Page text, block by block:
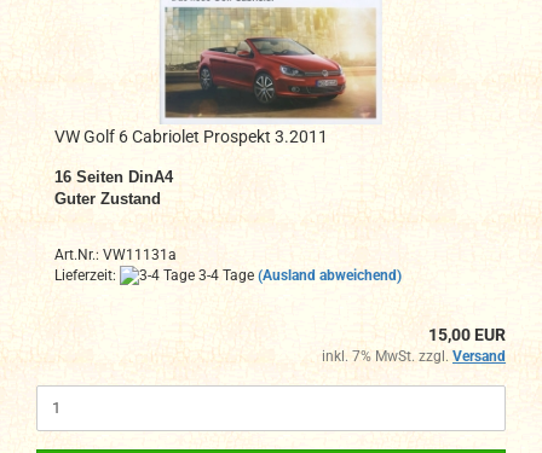
VW Golf 6 Cabriolet Prospekt 3.2011
16 Seiten DinA4
Guter Zustand
Art.Nr.: VW11131a
Lieferzeit:
3-4 Tage (Ausland abweichend)
15,00 EUR
inkl. 7% MwSt. zzgl. Versand